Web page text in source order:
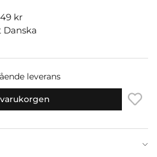
49 kr
Danska
leverans